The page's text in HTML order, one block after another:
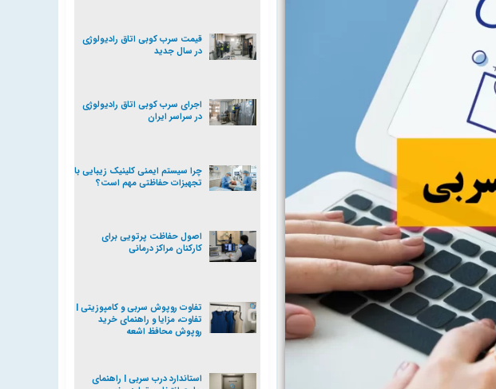
قیمت سرب کوبی اتاق رادیولوژی
در سال جدید
اجرای سرب کوبی اتاق رادیولوژی
در سراسر ایران
چرا سیستم ایمنی کلینیک‌ زیبایی با
تجهیزات حفاظتی مهم است؟
اصول حفاظت پرتویی برای
کارکنان مراکز درمانی
تفاوت روپوش سربی و کامپوزیتی |
تفاوت، مزایا و راهنمای خرید
روپوش محافظ اشعه
استاندارد درب سربی | راهنمای